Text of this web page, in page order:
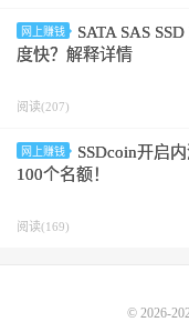
网上赚钱
SATA SAS
度快？解释详情
阅读(207)
网上赚钱
SSDcoin开启
100个名额！
阅读(169)
© 2026-